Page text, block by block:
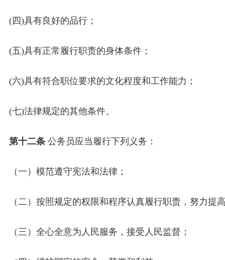
(四)具有良好的品行；
(五)具有正常履行职责的身体条件；
(六)具有符合职位要求的文化程度和工作能力；
(七)法律规定的其他条件。
第十二条公务员应当履行下列义务：
（一）模范遵守宪法和法律；
（二）按照规定的权限和程序认真履行职责，努力提
（三）全心全意为人民服务，接受人民监督；